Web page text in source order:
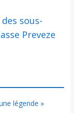
sous-
Preveze
légende »